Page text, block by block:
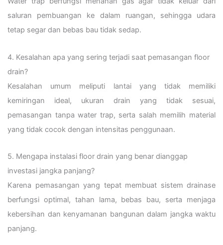
saluran pembuangan ke dalam ruangan, sehingga udara
tetap segar dan bebas bau tidak sedap.
4. Kesalahan apa yang sering terjadi saat pemasangan floor
drain?
Kesalahan umum meliputi lantai yang tidak memiliki
kemiringan ideal, ukuran drain yang tidak sesuai,
pemasangan tanpa water trap, serta salah memilih material
yang tidak cocok dengan intensitas penggunaan.
5. Mengapa instalasi floor drain yang benar dianggap
investasi jangka panjang?
Karena pemasangan yang tepat membuat sistem drainase
berfungsi optimal, tahan lama, bebas bau, serta menjaga
kebersihan dan kenyamanan bangunan dalam jangka waktu
panjang.